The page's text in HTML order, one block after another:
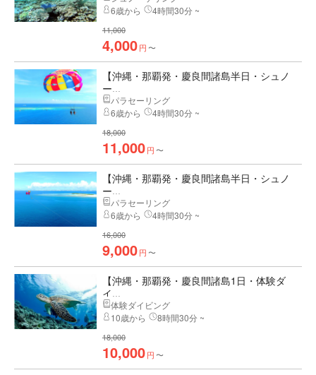
6歳から
4時間30分 ~
11,000
4,000円 〜
【沖縄・那覇発・慶良間諸島半日・シュノ
ー...
パラセーリング
6歳から
4時間30分 ~
18,000
11,000円 〜
【沖縄・那覇発・慶良間諸島半日・シュノ
ー...
パラセーリング
6歳から
4時間30分 ~
16,000
9,000円 〜
【沖縄・那覇発・慶良間諸島1日・体験ダ
イ...
体験ダイビング
10歳から
8時間30分 ~
18,000
10,000円 〜